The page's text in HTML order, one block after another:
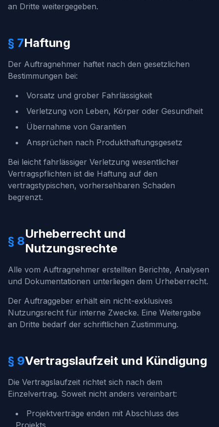
an Dritte weitergegeben.
§ 7Haftung
Der Auftragnehmer haftet nach den gesetzlichen
Bestimmungen bei:
Vorsatz und grober Fahrlässigkeit
Verletzung von Leben, Körper oder Gesundheit
Übernahme von Garantien
Ansprüchen nach Produkthaftungsgesetz
Bei leicht fahrlässiger Verletzung wesentlicher
Vertragspflichten ist die Haftung auf den
vertragstypischen, vorhersehbaren Schaden
begrenzt.
§ 8
Urheberrecht und
Nutzungsrechte
Alle vom Auftragnehmer erstellten Berichte, Analysen
und Dokumentationen unterliegen dem Urheberrecht.
Der Auftraggeber erhält ein nicht-exklusives
Nutzungsrecht für interne Zwecke. Eine Weitergabe
an Dritte bedarf der schriftlichen Zustimmung.
§ 9Vertragslaufzeit und Kündigung
Die Vertragslaufzeit richtet sich nach dem
Einzelvertrag. Soweit nicht anders vereinbart:
Projektverträge enden mit Abschluss des
Projekts